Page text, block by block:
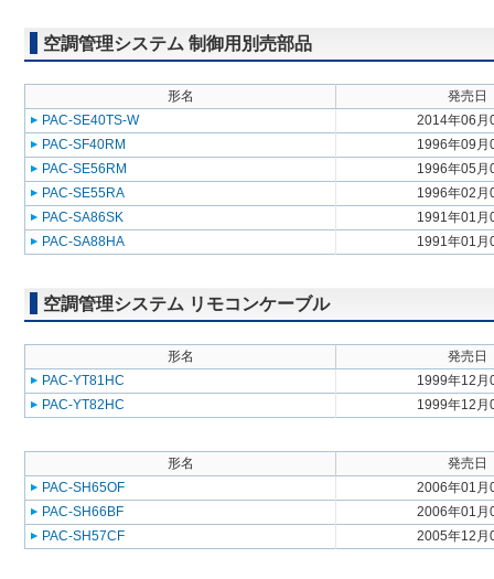
空調管理システム 制御用別売部品
形名
発売日
PAC-SE40TS-W
2014年06月
PAC-SF40RM
1996年09月
PAC-SE56RM
1996年05月
PAC-SE55RA
1996年02月
PAC-SA86SK
1991年01月
PAC-SA88HA
1991年01月
空調管理システム リモコンケーブル
形名
発売日
PAC-YT81HC
1999年12月
PAC-YT82HC
1999年12月
形名
発売日
PAC-SH65OF
2006年01月
PAC-SH66BF
2006年01月
PAC-SH57CF
2005年12月